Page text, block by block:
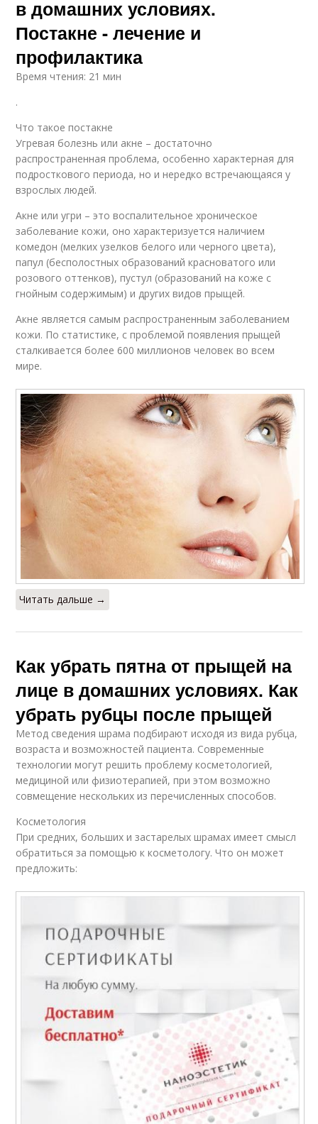
в домашних условиях.
Постакне - лечение и
профилактика
Время чтения: 21 мин
.
Что такое постакне
Угревая болезнь или акне – достаточно
распространенная проблема, особенно характерная для
подросткового периода, но и нередко встречающаяся у
взрослых людей.
Акне или угри – это воспалительное хроническое
заболевание кожи, оно характеризуется наличием
комедон (мелких узелков белого или черного цвета),
папул (бесполостных образований красноватого или
розового оттенков), пустул (образований на коже с
гнойным содержимым) и других видов прыщей.
Акне является самым распространенным заболеванием
кожи. По статистике, с проблемой появления прыщей
сталкивается более 600 миллионов человек во всем
мире.
Читать дальше →
Как убрать пятна от прыщей на
лице в домашних условиях. Как
убрать рубцы после прыщей
Метод сведения шрама подбирают исходя из вида рубца,
возраста и возможностей пациента. Современные
технологии могут решить проблему косметологией,
медициной или физиотерапией, при этом возможно
совмещение нескольких из перечисленных способов.
Косметология
При средних, больших и застарелых шрамах имеет смысл
обратиться за помощью к косметологу. Что он может
предложить: